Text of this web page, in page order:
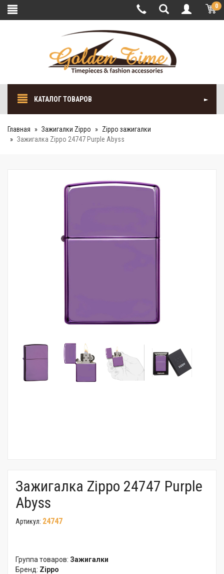
0
КАТАЛОГ ТОВАРОВ
Главная Зажигалки Zippo
Zippo зажигалки
Зажигалка Zippo 24747 Purple Abyss
Зажигалка Zippo 24747 Purple
Abyss
Артикул: 24747
Группа товаров: Зажигалки
Бренд: Zippo